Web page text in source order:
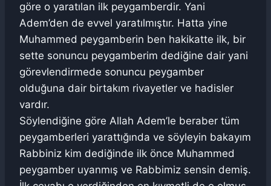
göre o yaratılan ilk peygamberdir. Yani
Adem’den de evvel yaratılmıştır. Hatta yine
Muhammed peygamberin ben hakikatte ilk, bir
sette sonuncu peygamberim dediğine dair yani
görevlendirmede sonuncu peygamber
olduğuna dair birtakım rivayetler ve hadisler
vardır.
Söylendiğine göre Allah Adem’le beraber tüm
peygamberleri yarattığında ve söyleyin bakayım
Rabbiniz kim dediğinde ilk önce Muhammed
peygamber uyanmış ve Rabbimiz sensin demiş.